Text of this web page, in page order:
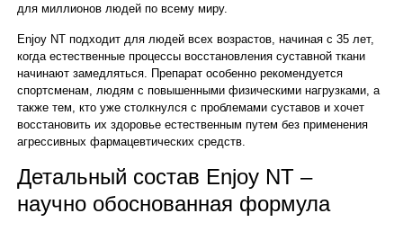
для миллионов людей по всему миру.
Enjoy NT подходит для людей всех возрастов, начиная с 35 лет,
когда естественные процессы восстановления суставной ткани
начинают замедляться. Препарат особенно рекомендуется
спортсменам, людям с повышенными физическими нагрузками, а
также тем, кто уже столкнулся с проблемами суставов и хочет
восстановить их здоровье естественным путем без применения
агрессивных фармацевтических средств.
Детальный состав Enjoy NT –
научно обоснованная формула